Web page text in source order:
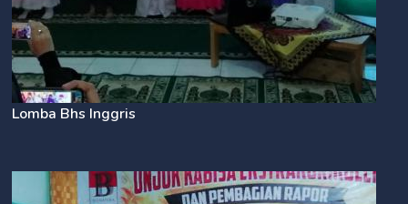
Lomba Bhs Inggris